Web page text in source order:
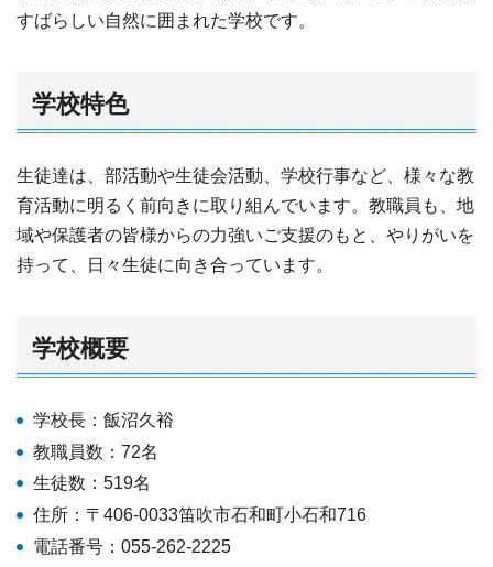
すばらしい自然に囲まれた学校です。
学校特色
生徒達は、部活動や生徒会活動、学校行事など、様々な教
育活動に明るく前向きに取り組んでいます。教職員も、地
域や保護者の皆様からの力強いご支援のもと、やりがいを
持って、日々生徒に向き合っています。
学校概要
学校長：飯沼久裕
教職員数：72名
生徒数：519名
住所：〒406-0033笛吹市石和町小石和716
電話番号：055-262-2225